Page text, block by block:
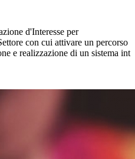
d'Interesse per
con cui attivare un percorso
e realizzazione di un sistema int